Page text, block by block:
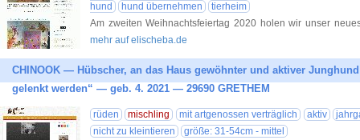
hund
hund übernehmen
tierheim
Am zweiten Weihnachtsfeiertag 2020 holen wir unser
mehr auf elischeba.de
CHINOOK — Hübscher, an das Haus gewöhnter und aktiver
gelenkt werden“ — geb. 4. 2021 — 29690 GRETHEM
rüden mischling mit artgenossen verträglich aktiv
nicht zu kleintieren
größe: 31-54cm - mittel